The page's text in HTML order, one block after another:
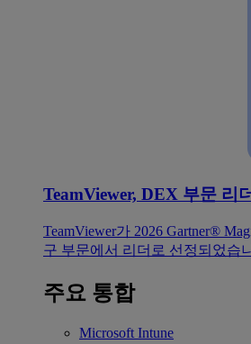
TeamViewer, DEX 부문 리
TeamViewer가 2026 Gartner®
구 부문에서 리더로 선정되었습
주요 통합
Microsoft Intune